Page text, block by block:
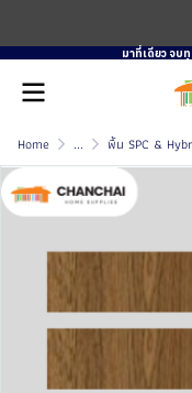
มาที่เดียว จบ
Home ... พื้น SPC &